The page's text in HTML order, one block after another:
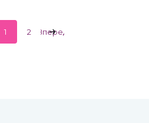
1 2 Вперед